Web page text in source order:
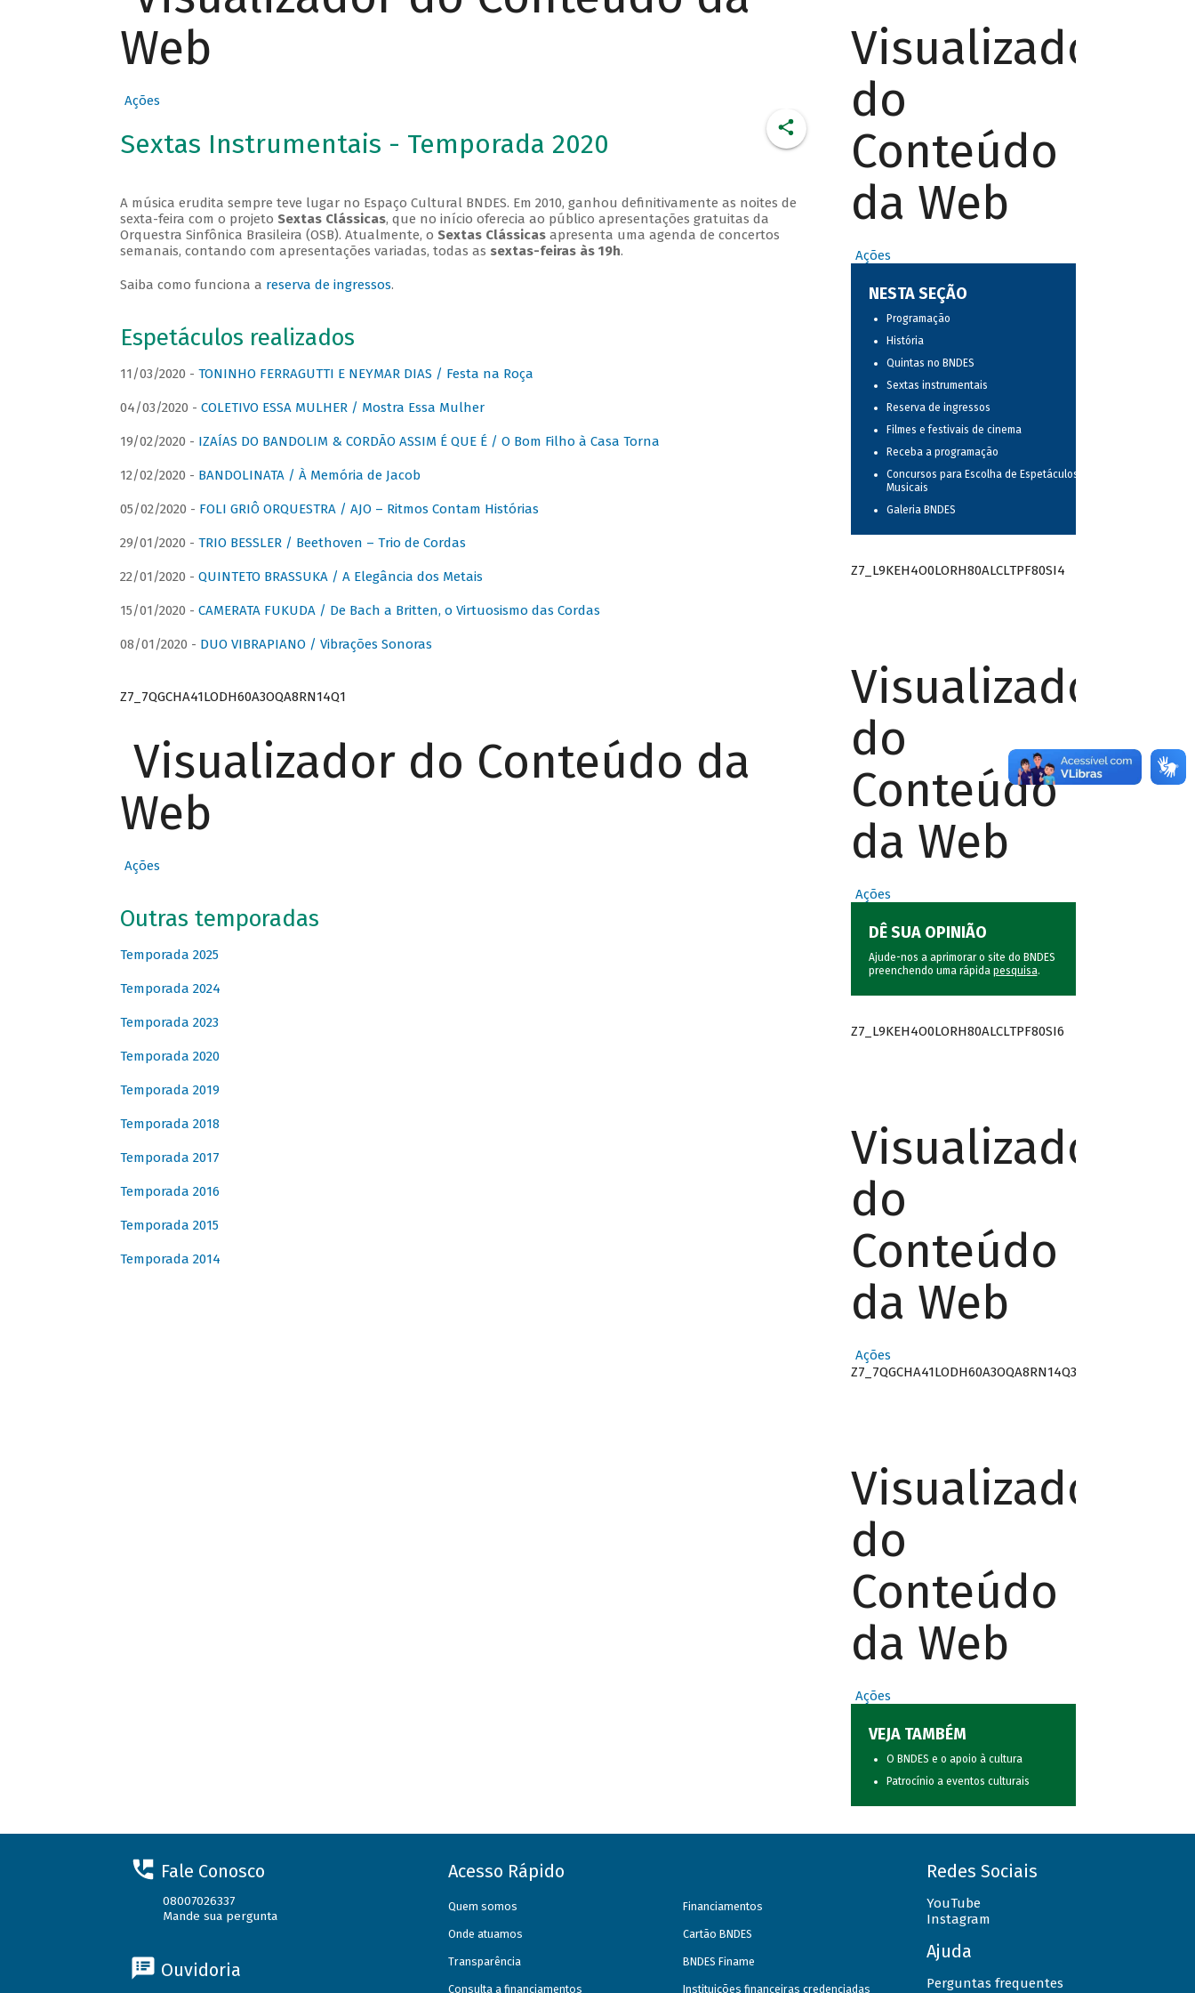
Web
Ações
Sextas Instrumentais - Temporada 2020
A música erudita sempre teve lugar no Espaço Cultural BNDES. Em 2010, ganhou definitivamente as noites de
sexta-feira com o projeto Sextas Clássicas, que no início oferecia ao público apresentações gratuitas da
Orquestra Sinfônica Brasileira (OSB). Atualmente, o Sextas Clássicasapresenta uma agenda de concertos
semanais, contando com apresentações variadas, todas as sextas-feiras às 19h.
Saiba como funciona a reserva de ingressos.
Espetáculos realizados
11/03/2020 - TONINHO FERRAGUTTI E NEYMAR DIAS / Festa na Roça
04/03/2020 - COLETIVO ESSA MULHER / Mostra Essa Mulher
19/02/2020 - IZAÍAS DO BANDOLIM & CORDÃO ASSIM É QUE É / O Bom Filho à Casa Torna
12/02/2020 - BANDOLINATA / À Memória de Jacob
05/02/2020 - FOLI GRIÔ ORQUESTRA / AJO – Ritmos Contam Histórias
29/01/2020 - TRIO BESSLER / Beethoven – Trio de Cordas
22/01/2020 - QUINTETO BRASSUKA / A Elegância dos Metais
15/01/2020 - CAMERATA FUKUDA / De Bach a Britten, o Virtuosismo das Cordas
08/01/2020 - DUO VIBRAPIANO / Vibrações Sonoras
Z7_7QGCHA41LODH60A3OQA8RN14Q1
Visualizador do Conteúdo da
Web
Ações
Outras temporadas
Temporada 2025
Temporada 2024
Temporada 2023
Temporada 2020
Temporada 2019
Temporada 2018
Temporada 2017
Temporada 2016
Temporada 2015
Temporada 2014
Visualizador
do
Conteúdo
da Web
Ações
NESTA SEÇÃO
Programação
História
Quintas no BNDES
Sextas instrumentais
Reserva de ingressos
Filmes e festivais de cinema
Receba a programação
Concursos para Escolha de Espetáculos
Musicais
Galeria BNDES
Z7_L9KEH4O0LORH80ALCLTPF80SI4
Visualizador
do
Conteúdo
da Web
Ações
DÊ SUA OPINIÃO
Ajude-nos a aprimorar o site do BNDES
preenchendo uma rápida pesquisa.
Z7_L9KEH4O0LORH80ALCLTPF80SI6
Visualizador
do
Conteúdo
da Web
Ações
Z7_7QGCHA41LODH60A3OQA8RN14Q3
Visualizador
do
Conteúdo
da Web
Ações
VEJA TAMBÉM
O BNDES e o apoio à cultura
Patrocínio a eventos culturais
Fale Conosco
08007026337
Mande sua pergunta
Ouvidoria
Acesso Rápido
Quem somos
Onde atuamos
Transparência
Consulta a financiamentos
Financiamentos
Cartão BNDES
BNDES Finame
Instituições financeiras credenciadas
Redes Sociais
YouTube
Instagram
Ajuda
Perguntas frequentes